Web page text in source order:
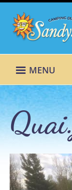
MENU